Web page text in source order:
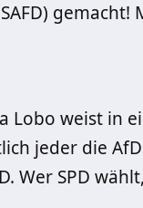
Lobo weist in
jeder die
Wer SPD